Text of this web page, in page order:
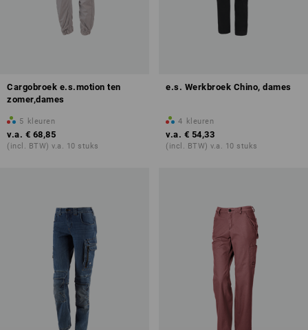
Cargobroek e.s.motion ten
zomer,dames
5 kleuren
v.a. € 68,85
(incl. BTW) v.a. 10 stuks
e.s. Werkbroek Chino, dames
4 kleuren
v.a. € 54,33
(incl. BTW) v.a. 10 stuks